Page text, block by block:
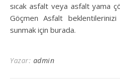
sıcak asfalt veya asfalt yama
Göçmen Asfalt
sunmak için burada.
Yazar: admin